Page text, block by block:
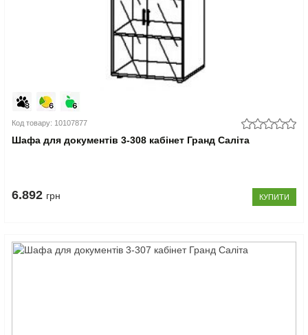
Код товару: 10107877
Шафа для документів 3-308 кабінет Гранд Саліта
6.892 грн КУПИТИ